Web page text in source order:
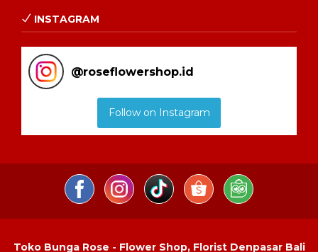
INSTAGRAM
@roseflowershop.id
Follow on Instagram
Toko Bunga Rose - Flower Shop, Florist Denpasar Bali